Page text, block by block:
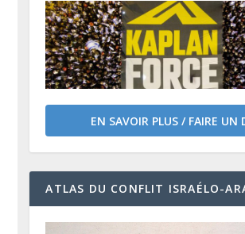
EN SAVOIR PLUS / FAIRE UN
ATLAS DU CONFLIT ISRAÉLO-